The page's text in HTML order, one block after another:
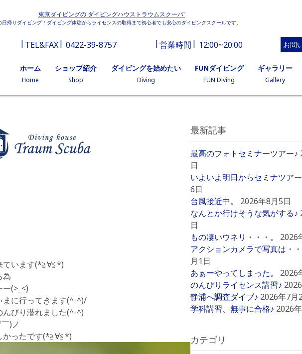
東京ダイビングの'ダイビングハウストラウムスクーバ'
日帰りダイビング！ダイビング体験からライセンスの取得まで初心者でも安心のダイビングスクールです。
TEL&FAX 0422-39-8757 営業時間 12:00~20:00 お問
ホーム
Home
ショップ紹介
Shop
ダイビングを始めたい
Diving
FUNダイビング
FUN Diving
ギャラリー
Gallery
ています(*≧∀≦*)
為
(>_<)
まに行ってきます(^-^)/
びり潜れました(^-^)
)ノ
かったです(*≧∀≦*)
最新記事
最高のフォトセミナーツアー♪
日
いよいよ明日からセミナツア
6日
台風接近中。
2026年8月5日
なんとか行けそうな気がする♪
日
もの凄いウネリ・・・。
2026
アクションカメラで写真は・
月1日
あぁーやってしまった。
2026
のんびりライセンス講習♪
静浦へ調査ダイブ♪ 2026年7月
学科講習、無事に合格♪ 2026
カテゴリ